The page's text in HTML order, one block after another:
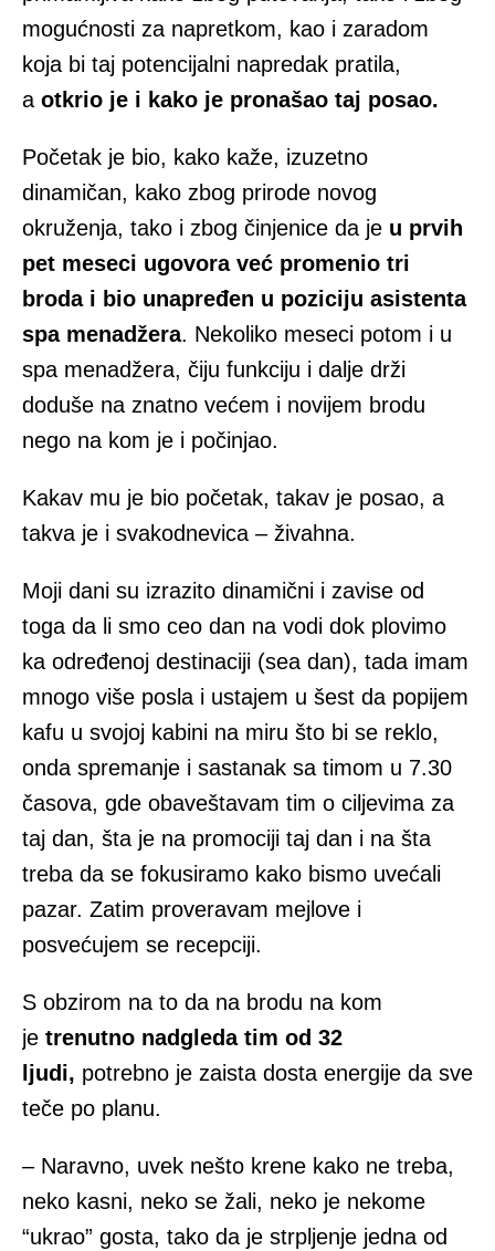
mogućnosti za napretkom, kao i zaradom
koja bi taj potencijalni napredak pratila,
a otkrio je i kako je pronašao taj posao.
Početak je bio, kako kaže, izuzetno
dinamičan, kako zbog prirode novog
okruženja, tako i zbog činjenice da je u prvih
pet meseci ugovora već promenio tri
broda i bio unapređen u poziciju asistenta
spa menadžera. Nekoliko meseci potom i u
spa menadžera, čiju funkciju i dalje drži
doduše na znatno većem i novijem brodu
nego na kom je i počinjao.
Kakav mu je bio početak, takav je posao, a
takva je i svakodnevica – živahna.
Moji dani su izrazito dinamični i zavise od
toga da li smo ceo dan na vodi dok plovimo
ka određenoj destinaciji (sea dan), tada imam
mnogo više posla i ustajem u šest da popijem
kafu u svojoj kabini na miru što bi se reklo,
onda spremanje i sastanak sa timom u 7.30
časova, gde obaveštavam tim o ciljevima za
taj dan, šta je na promociji taj dan i na šta
treba da se fokusiramo kako bismo uvećali
pazar. Zatim proveravam mejlove i
posvećujem se recepciji.
S obzirom na to da na brodu na kom
je trenutno nadgleda tim od 32
ljudi, potrebno je zaista dosta energije da sve
teče po planu.
– Naravno, uvek nešto krene kako ne treba,
neko kasni, neko se žali, neko je nekome
“ukrao” gosta, tako da je strpljenje jedna od